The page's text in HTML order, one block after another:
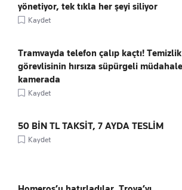
yönetiyor, tek tıkla her şeyi siliyor
Kaydet
Tramvayda telefon çalıp kaçtı! Temizlik
görevlisinin hırsıza süpürgeli
kamerada
Kaydet
50 BİN TL TAKSİT, 7 AYDA TESLİM
Kaydet